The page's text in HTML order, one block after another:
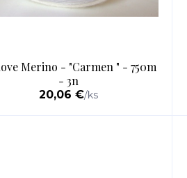
Merino - "Carmen " - 750m
- 3n
20,06 €/ks